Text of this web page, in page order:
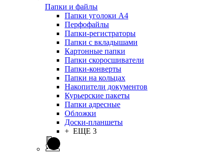
Папки и файлы
Папки уголоки А4
Перфофайлы
Папки-регистраторы
Папки с вкладышами
Картонные папки
Папки скоросшиватели
Папки-конверты
Папки на кольцах
Накопители документов
Курьерские пакеты
Папки адресные
Обложки
Доски-планшеты
+ ЕЩЕ 3